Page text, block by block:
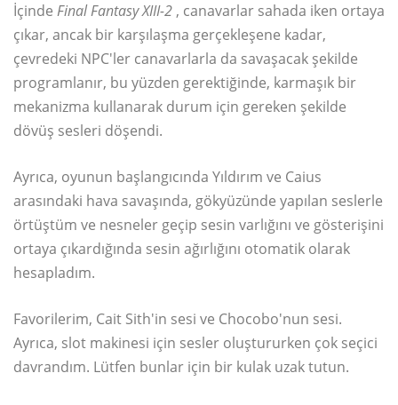
İçinde Final Fantasy XIII-2 , canavarlar sahada iken ortaya
çıkar, ancak bir karşılaşma gerçekleşene kadar,
çevredeki NPC'ler canavarlarla da savaşacak şekilde
programlanır, bu yüzden gerektiğinde, karmaşık bir
mekanizma kullanarak durum için gereken şekilde
dövüş sesleri döşendi.
Ayrıca, oyunun başlangıcında Yıldırım ve Caius
arasındaki hava savaşında, gökyüzünde yapılan seslerle
örtüştüm ve nesneler geçip sesin varlığını ve gösterişini
ortaya çıkardığında sesin ağırlığını otomatik olarak
hesapladım.
Favorilerim, Cait Sith'in sesi ve Chocobo'nun sesi.
Ayrıca, slot makinesi için sesler oluştururken çok seçici
davrandım. Lütfen bunlar için bir kulak uzak tutun.